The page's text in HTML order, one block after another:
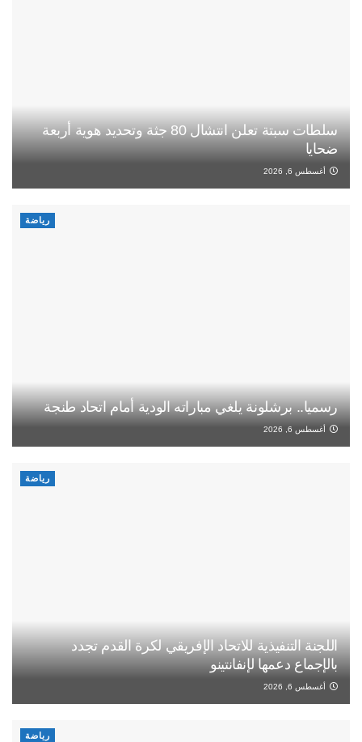
سلطات سبتة تعلن انتشال 80 جثة وتحديد هوية أربعة
ضحايا
أغسطس 6, 2026
رياضة
رسميا.. برشلونة يلغي مباراته الودية أمام اتحاد طنجة
أغسطس 6, 2026
رياضة
اللجنة التنفيذية للاتحاد الإفريقي لكرة القدم تجدد
بالإجماع دعمها لإنفانتينو
أغسطس 6, 2026
رياضة